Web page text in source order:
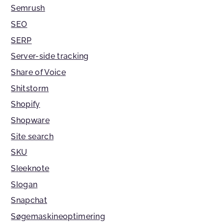
Semrush
SEO
SERP
Server-side tracking
Share of Voice
Shitstorm
Shopify
Shopware
Site search
SKU
Sleeknote
Slogan
Snapchat
Søgemaskineoptimering